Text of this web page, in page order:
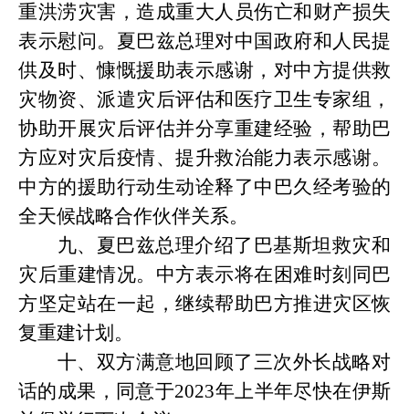
重洪涝灾害，造成重大人员伤亡和财产损失
表示慰问。夏巴兹总理对中国政府和人民提
供及时、慷慨援助表示感谢，对中方提供救
灾物资、派遣灾后评估和医疗卫生专家组，
协助开展灾后评估并分享重建经验，帮助巴
方应对灾后疫情、提升救治能力表示感谢。
中方的援助行动生动诠释了中巴久经考验的
全天候战略合作伙伴关系。
九、夏巴兹总理介绍了巴基斯坦救灾和
灾后重建情况。中方表示将在困难时刻同巴
方坚定站在一起，继续帮助巴方推进灾区恢
复重建计划。
十、双方满意地回顾了三次外长战略对
话的成果，同意于2023年上半年尽快在伊斯